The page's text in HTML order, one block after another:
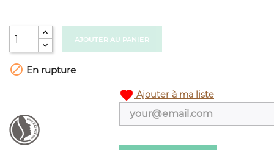
AJOUTER AU PANIER
 En rupture
favorite Ajouter à ma liste